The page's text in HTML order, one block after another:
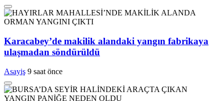
Karacabey’de makilik alandaki yangın fabrikaya
ulaşmadan söndürüldü
Asayiş 9 saat önce